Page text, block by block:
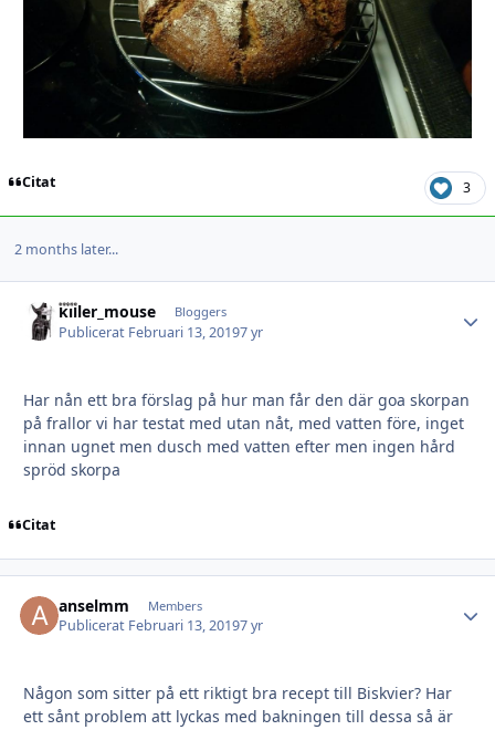
Citat 3
2 months later...
killer_mouse Bloggers
Publicerat Februari 13, 20197 yr
Har nån ett bra förslag på hur man får den där goa skorpan
på frallor vi har testat med utan nåt, med vatten före, inget
innan ugnet men dusch med vatten efter men ingen hård
spröd skorpa
Citat
anselmm Members
Publicerat Februari 13, 20197 yr
Någon som sitter på ett riktigt bra recept till Biskvier? Har
ett sånt problem att lyckas med bakningen till dessa så är